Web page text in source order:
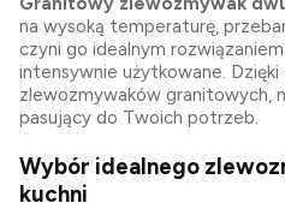
na wysoką temperaturę,
czyni go idealnym
intensywnie użytkowane.
zlewozmywaków granitowych,
pasujący do Twoich potrzeb.
Wybór idealnego
kuchni